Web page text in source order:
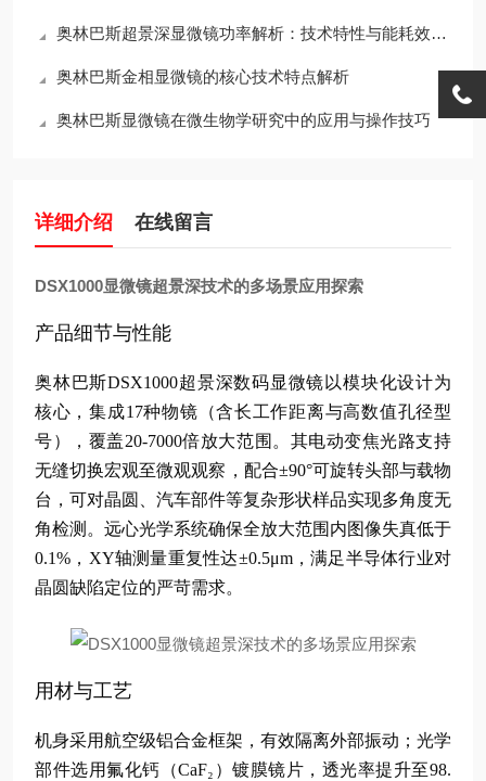
奥林巴斯超景深显微镜功率解析：技术特性与能耗效率的平衡
奥林巴斯金相显微镜的核心技术特点解析
奥林巴斯显微镜在微生物学研究中的应用与操作技巧
详细介绍 在线留言
DSX1000显微镜超景深技术的多场景应用探索
产品细节与性能
奥林巴斯DSX1000超景深数码显微镜以模块化设计为
核心，集成17种物镜（含长工作距离与高数值孔径型
号），覆盖20-7000倍放大范围。其电动变焦光路支持
无缝切换宏观至微观观察，配合±90°可旋转头部与载物
台，可对晶圆、汽车部件等复杂形状样品实现多角度无
角检测。远心光学系统确保全放大范围内图像失真低于
0.1%，XY轴测量重复性达±0.5μm，满足半导体行业对
晶圆缺陷定位的严苛需求。
用材与工艺
机身采用航空级铝合金框架，有效隔离外部振动；光学
部件选用氟化钙（CaF₂）镀膜镜片，透光率提升至98.